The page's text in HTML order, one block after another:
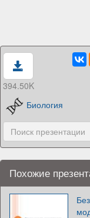
394.50K
Биология
Похожие